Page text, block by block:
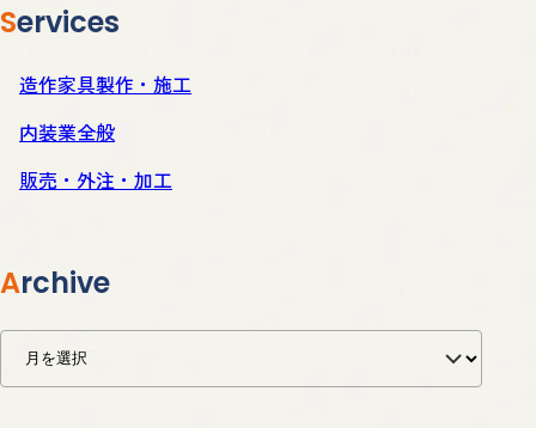
Services
造作家具製作・施工
内装業全般
販売・外注・加工
Archive